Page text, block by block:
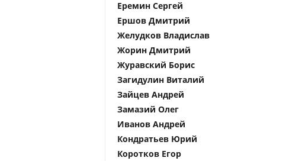
Еремин Сергей
Ершов Дмитрий
Желудков Владислав
Жорин Дмитрий
Журавский Борис
Загидулин Виталий
Зайцев Андрей
Замазий Олег
Иванов Андрей
Кондратьев Юрий
Коротков Егор